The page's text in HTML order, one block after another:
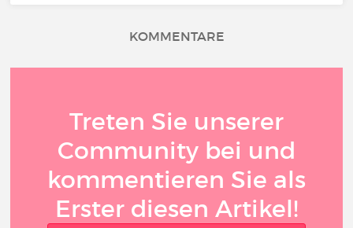
KOMMENTARE
Treten Sie unserer
Community bei und
kommentieren Sie als
Erster diesen Artikel!